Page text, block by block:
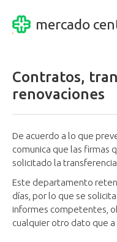
mercado
Contratos,
renovaciones
De acuerdo a lo que
comunica que las firmas
solicitado la
Este departamento
días, por lo que se
informes competentes,
cualquier otro dato que